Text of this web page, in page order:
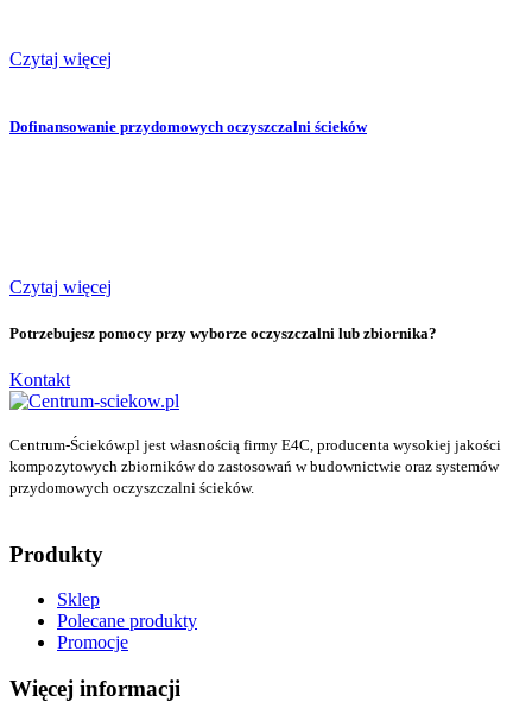
Czytaj więcej
Dofinansowanie przydomowych oczyszczalni ścieków
Czytaj więcej
Potrzebujesz pomocy przy wyborze oczyszczalni lub zbiornika?
Kontakt
Centrum-Ścieków.pl jest własnością firmy E4C, producenta wysokiej jakości
kompozytowych zbiorników do zastosowań w budownictwie oraz systemów
przydomowych oczyszczalni ścieków.
Produkty
Sklep
Polecane produkty
Promocje
Więcej informacji